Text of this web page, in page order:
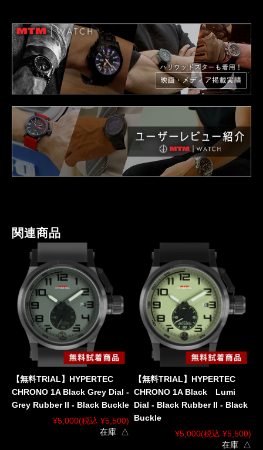
関連商品
【無料TRIAL】HYPERTEC
CHRONO 1A Black Grey Dial -
Grey Rubber II - Black Buckle
¥5,000(税込 ¥5,500)
在庫 △
【無料TRIAL】HYPERTEC
CHRONO 1A Black Lumi
Dial - Black Rubber II - Black
Buckle
¥5,000(税込 ¥5,500)
在庫 △